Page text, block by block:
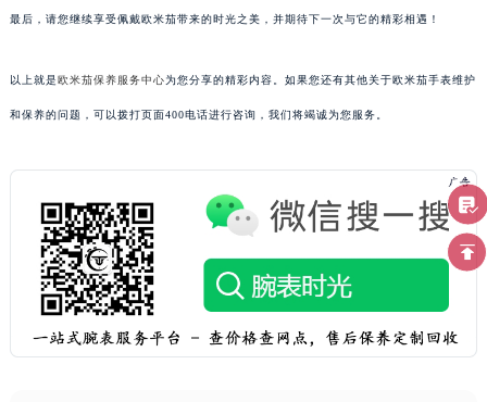
最后，请您继续享受佩戴欧米茄带来的时光之美，并期待下一次与它的精彩相遇！
以上就是欧米茄保养服务中心为您分享的精彩内容。如果您还有其他关于欧米茄手表维护
和保养的问题，可以拨打页面400电话进行咨询，我们将竭诚为您服务。